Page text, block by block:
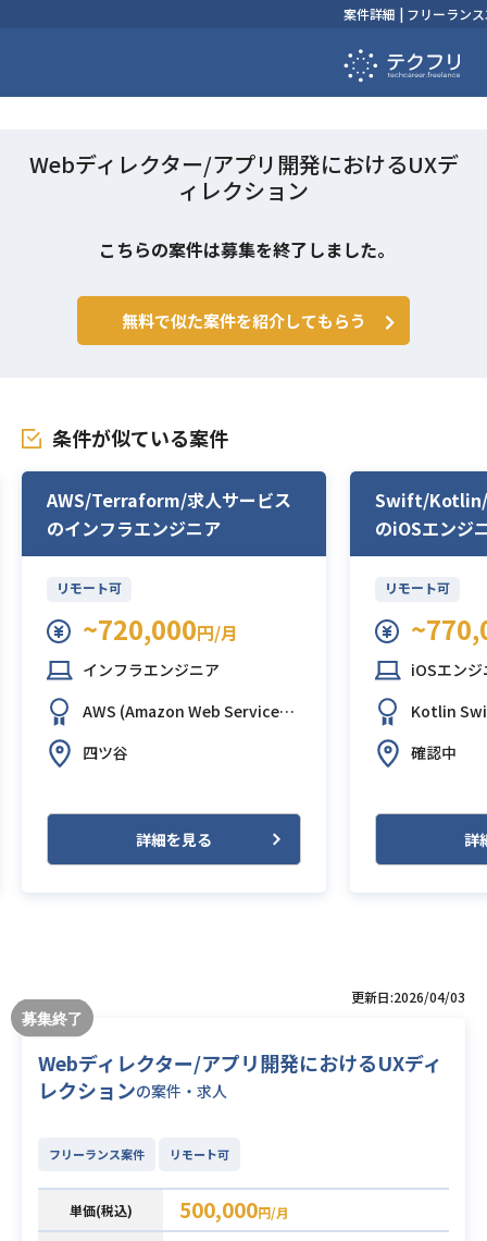
案件詳細 | フリーラン
Webディレクター/アプリ開発におけるUXデ
ィレクション
こちらの案件は募集を終了しました。
無料で似た案件を紹介してもらう
条件が似ている案件
AWS/Terraform/求人サービス
のインフラエンジニア
リモート可
~720,000円/月
インフラエンジニア
AWS (Amazon Web Services)
四ツ谷
詳細を見る
Swift/Kotlin/
のiOSエンジ
リモート可
iOSエンジ
Kotlin
確認中
詳
更新日:2026/04/03
Webディレクター/アプリ開発におけるUXディ
レクションの案件・求人
フリーランス案件 リモート可
単価(税込) 500,000円/月